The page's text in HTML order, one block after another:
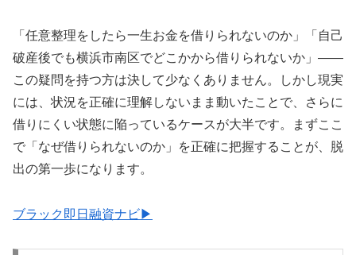
「任意整理をしたら一生お金を借りられないのか」「自己
破産後でも横浜市南区でどこかから借りられないか」——
この疑問を持つ方は決して少なくありません。しかし現実
には、状況を正確に理解しないまま動いたことで、さらに
借りにくい状態に陥っているケースが大半です。まずここ
で「なぜ借りられないのか」を正確に把握することが、脱
出の第一歩になります。
ブラック即日融資ナビ▶